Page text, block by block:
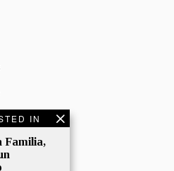
IN
Familia,